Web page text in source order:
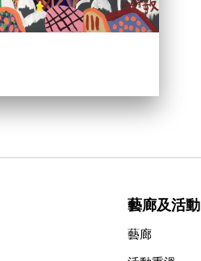
藝廊及活動
藝廊